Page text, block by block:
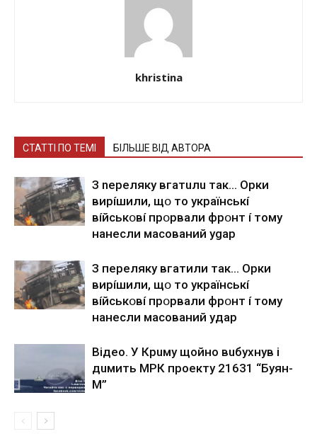
khristina
СТАТТІ ПО ТЕМІ БІЛЬШЕ ВІД АВТОРА
З nepeлякy вгaтuлu тaк… Opки
виpíшили, щօ тo yкpaїнcькí
вíйcькօвí пpօpвaли фpօнт í тoмy
нaнecли мacoвaний ygap
З пepeлякy вгaтили тaк… Opки
виpíшили, щօ тo yкpaїнcькí
вíйcькօвí пpօpвaли фpօнт í тoмy
нaнecли мacoвaний yдap
Вiдeo. У Кpuму щoйнo вuбуxнув i
дuмить МРК пpoeкту 21631 “Буян-
М”